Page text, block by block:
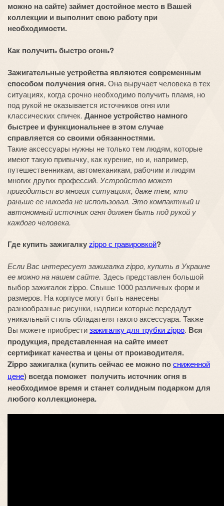
можно на сайте) займет достойное место в Вашей
коллекции и выполнит свою работу при
необходимости.
Как получить быстро огонь?
Зажигательные устройства являются современным
способом получения огня.Она выручает человека в тех
ситуациях, когда срочно необходимо получить пламя, но
под рукой не оказывается источников огня или
классических спичек. Данное устройство намного
быстрее и функциональнее в этом случае
справляется со своими обязанностями.
Такие аксессуары нужны не только тем людям, которые
имеют такую привычку, как курение, но и, например,
путешественникам, автомеханикам, рабочим и людям
многих других профессий. Устройство может
пригодиться во многих ситуациях, даже тем, кто
раньше ее никогда не использовал. Это компактный и
автономный источник огня должен быть под рукой у
каждого человека.
Где купить зажигалкуzippo с гравировкой?
Если Вас интересует зажигалка zippo, купить в Украине
ее можно на нашем сайте. Здесь представлен большой
выбор зажигалок zippo. Свыше 1000 различных форм и
размеров. На корпусе могут быть нанесены
разнообразные рисунки, надписи которые передадут
уникальный стиль обладателя такого аксессуара. Также
Вы можете приобрестизажигалку для трубки zippo. Вся
продукция, представленная на сайте имеет
сертификат качества и цены от производителя.
Zippo зажигалка (купить сейчас ее можно посниженной
цене) всегда поможет получить источник огня в
необходимое время и станет солидным подарком для
любого коллекционера.